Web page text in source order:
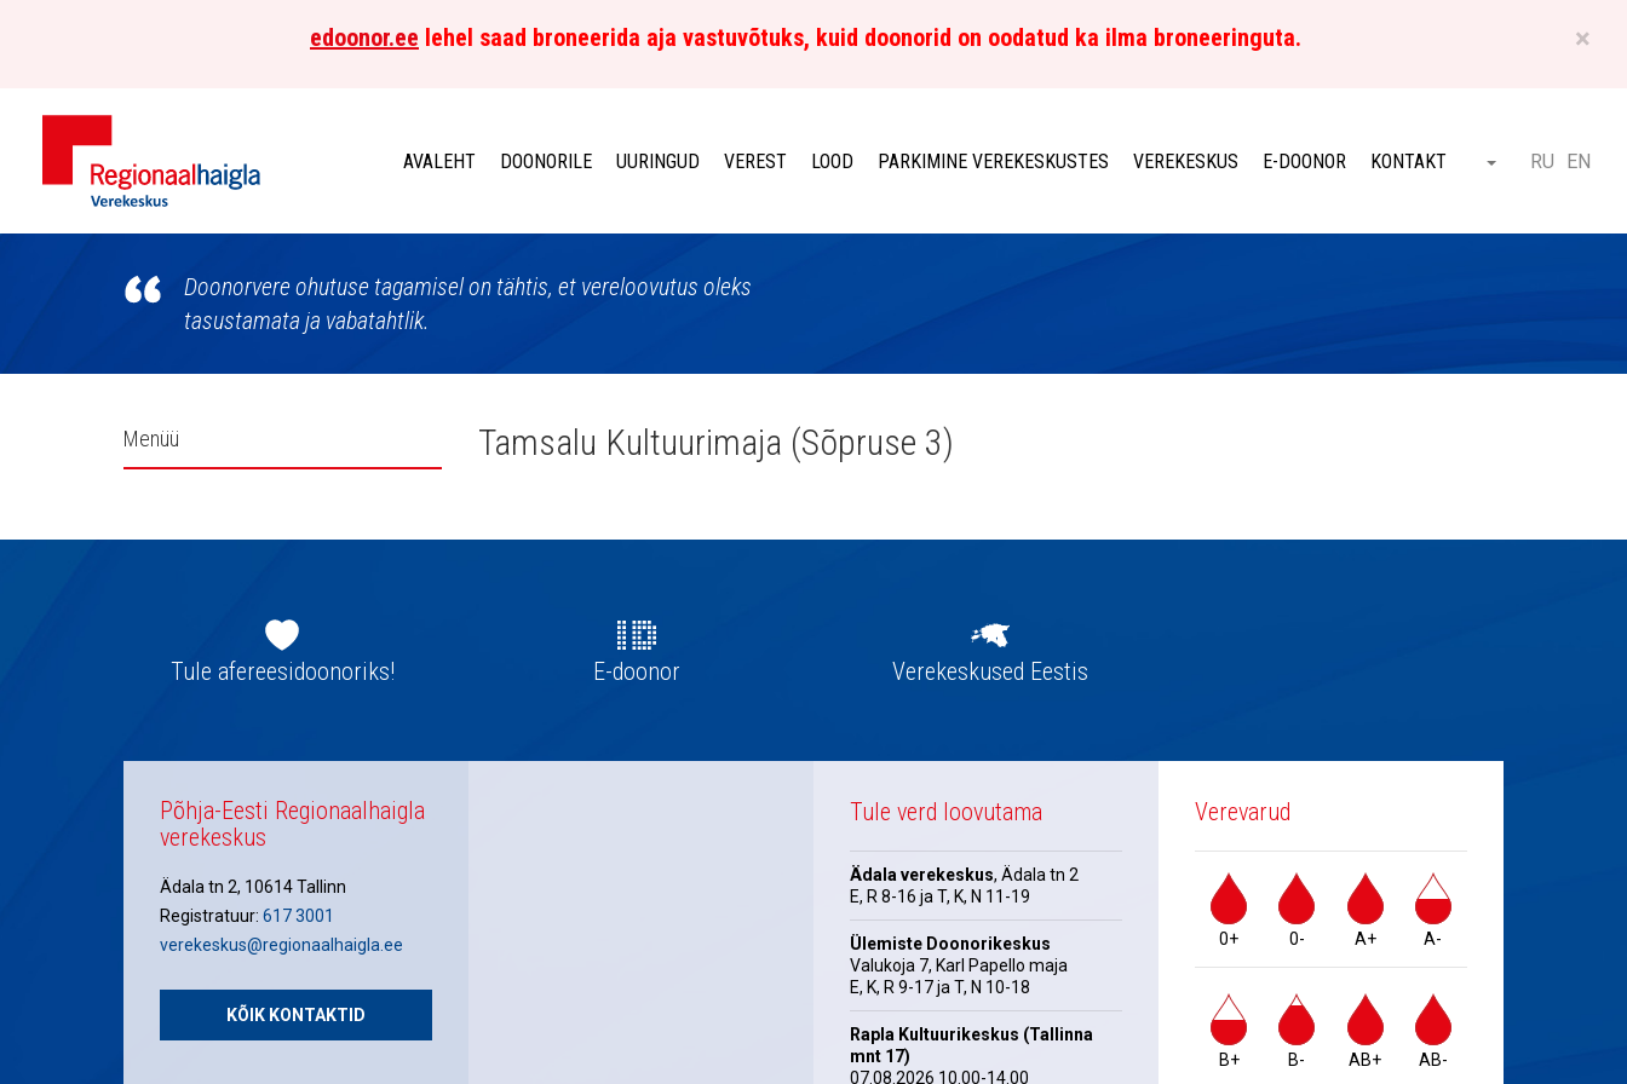
×
edoonor.ee lehel saad broneerida aja vastuvõtuks, kuid doonorid on oodatud ka ilma broneeringuta.
Põhja-
AVALEHT DOONORILE UURINGUD VEREST LOOD PARKIMINE VEREKESKUSTES VEREKESKUS E-DOONOR KONTAKT Otsi ET
RU EN
Doonorvere ohutuse tagamisel on tähtis, et vereloovutus oleks
tasustamata ja vabatahtlik.
Külgpaani
Menüü Tamsalu Kultuurimaja (Sõpruse 3)
navigatsioonTule afereesidoonoriks! E-doonor Verekeskused Eestis
Põhja-Eesti Regionaalhaigla
verekeskus
Ädala tn 2, 10614 Tallinn
Registratuur: 617 3001
verekeskus@regionaalhaigla.ee
KÕIK KONTAKTID
Tule verd loovutama
Ädala verekeskus, Ädala tn 2
E, R 8-16 ja T, K, N 11-19
Ülemiste Doonorikeskus
Valukoja 7, Karl Papello maja
E, K, R 9-17 ja T, N 10-18
Rapla Kultuurikeskus (Tallinna
mnt 17)
07.08.2026 10.00-14.00
Verevarud
0+ 0- A+ A-
B+ B- AB+ AB-